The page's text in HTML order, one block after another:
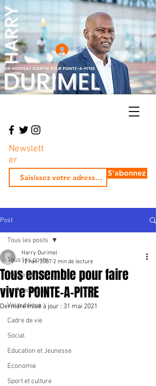
Se connecter
Newslett
er
S'abonnez
Post
Tous les posts
Pointe à Pitre
La Guadeloupe
Vie publique
Cadre de vie
Social
Education et Jeunesse
Economie
Sport et culture
Tous les posts
Tous ensemble pour faire
vivre POINTE-A-PITRE
Harry Durimel
12 nov. 2007 2 min de lecture
Dernière mise à jour : 31 mai 2021